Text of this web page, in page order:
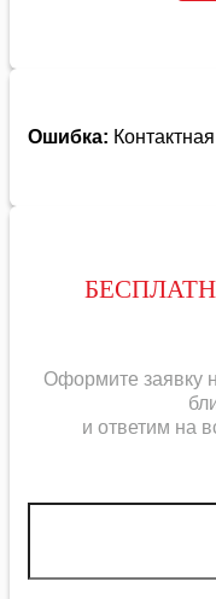
Ошибка:
Оформите заявку
и ответим на